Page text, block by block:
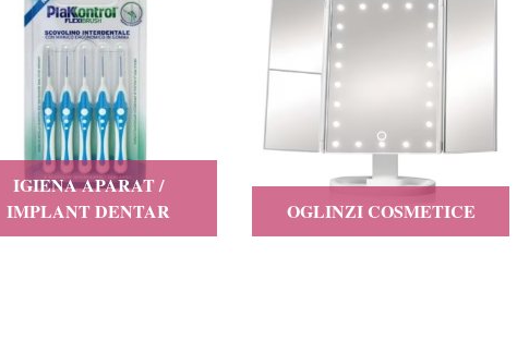
IGIENA APARAT /
IMPLANT DENTAR
OGLINZI COSMETICE